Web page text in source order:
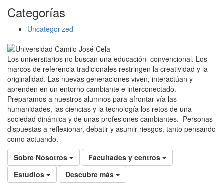
Categorías
Uncategorized
Los universitarios no buscan una educación convencional. Los
marcos de referencia tradicionales restringen la creatividad y la
originalidad. Las nuevas generaciones viven, interactúan y
aprenden en un entorno cambiante e interconectado.
Preparamos a nuestros alumnos para afrontar vía las
humanidades, las ciencias y la tecnología los retos de una
sociedad dinámica y de unas profesiones cambiantes. Personas
dispuestas a reflexionar, debatir y asumir riesgos, tanto pensando
como actuando.
Sobre Nosotros
Facultades y centros
Estudios
Descubre más